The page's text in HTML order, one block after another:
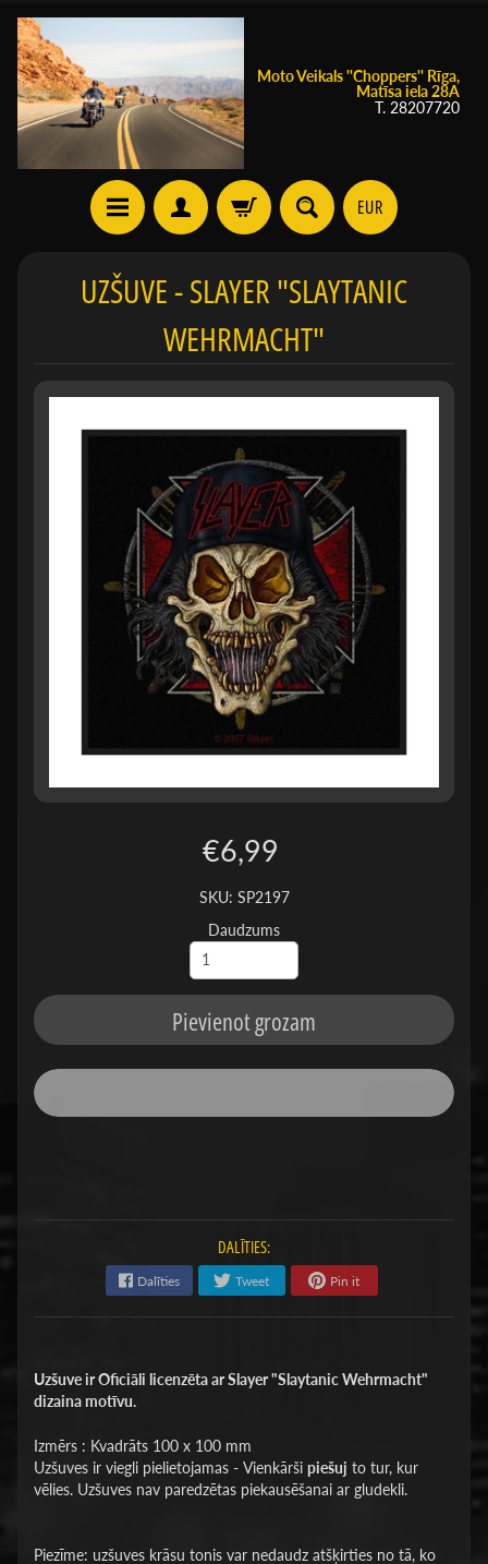
Moto Veikals ''Choppers'' Rīga,
Matīsa iela 28A
T. 28207720
EUR
UZŠUVE - SLAYER "SLAYTANIC
WEHRMACHT"
€6,99
SKU: SP2197
Daudzums
Pievienot grozam
DALĪTIES:
Dalīties Tweet Pin it
Uzšuve ir Oficiāli licenzēta ar Slayer "Slaytanic Wehrmacht"
dizaina motīvu.
Izmērs : Kvadrāts 100 x 100 mm
Uzšuves ir viegli pielietojamas - Vienkārši piešuj to tur, kur
vēlies. Uzšuves nav paredzētas piekausēšanai ar gludekli.
Piezīme: uzšuves krāsu tonis var nedaudz atšķirties no tā, ko